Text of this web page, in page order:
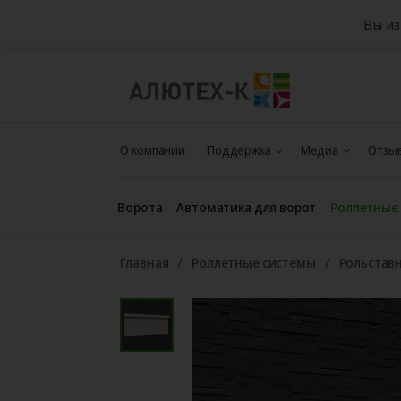
О компании Поддержка Медиа
Ворота Автоматика для ворот
Главная Роллетные системы
Вы